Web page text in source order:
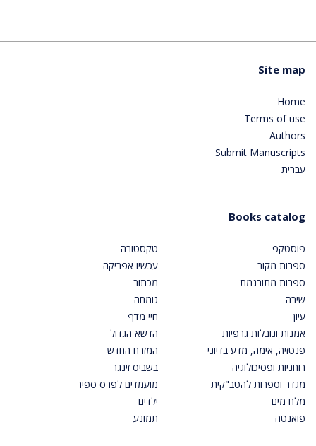
Site map
Home
Terms of use
Authors
Submit Manuscripts
עברית
Books catalog
פוסטקפ
ספרות מקור
ספרות מתורגמת
שירה
עיון
אמנות ונובלות גרפיות
פנטזיה, אימה, מדע בדיוני
רוחניות ופסיכולוגיה
מגדר וספרות להטב"קית
מלח מים
פואנטה
טקסטורה
עכשיו אפריקה
מכתוב
גומחה
חיי מדף
הדשא הגדול
המזרח החדש
בשביס זינגר
מועמדים לפרס ספיר
ילדים
תמונע